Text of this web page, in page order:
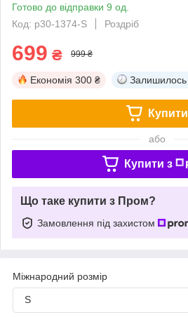
Готово до відправки 9 од.
Код: p30-1374-S
Роздріб
699 ₴ 999 ₴
Економія 300 ₴ Залишилось
Купити
або
Купити з
Що таке купити з Пром?
Замовлення під захистом
Міжнародний розмір
S